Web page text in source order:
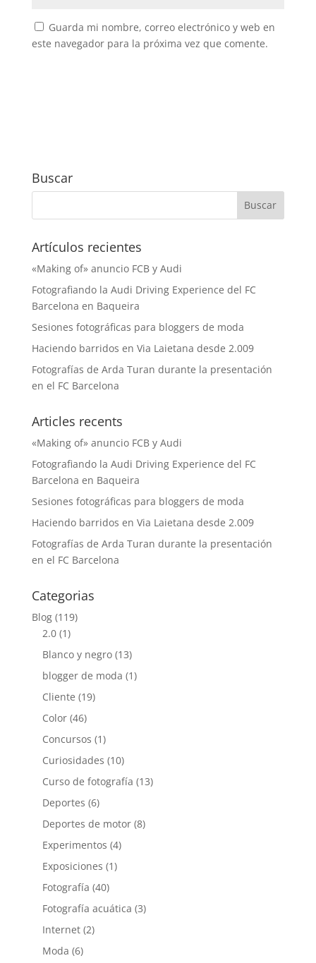
Guarda mi nombre, correo electrónico y web en
este navegador para la próxima vez que comente.
Buscar
Artículos recientes
«Making of» anuncio FCB y Audi
Fotografiando la Audi Driving Experience del FC
Barcelona en Baqueira
Sesiones fotográficas para bloggers de moda
Haciendo barridos en Via Laietana desde 2.009
Fotografías de Arda Turan durante la presentación
en el FC Barcelona
Articles recents
«Making of» anuncio FCB y Audi
Fotografiando la Audi Driving Experience del FC
Barcelona en Baqueira
Sesiones fotográficas para bloggers de moda
Haciendo barridos en Via Laietana desde 2.009
Fotografías de Arda Turan durante la presentación
en el FC Barcelona
Categorias
Blog(119)
2.0(1)
Blanco y negro(13)
blogger de moda (1)
Cliente (19)
Color(46)
Concursos (1)
Curiosidades (10)
Curso de fotografía (13)
Deportes (6)
Deportes de motor(8)
Experimentos (4)
Exposiciones (1)
Fotografía (40)
Fotografía acuática (3)
Internet(2)
Moda (6)